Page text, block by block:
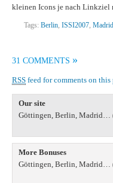
kleinen Icons je nach Linkziel
Tags: Berlin, ISSI2007, Madrid
31 COMMENTS »
RSS feed for comments on this
Our site
Göttingen, Berlin, Madrid…
More Bonuses
Göttingen, Berlin, Madrid…